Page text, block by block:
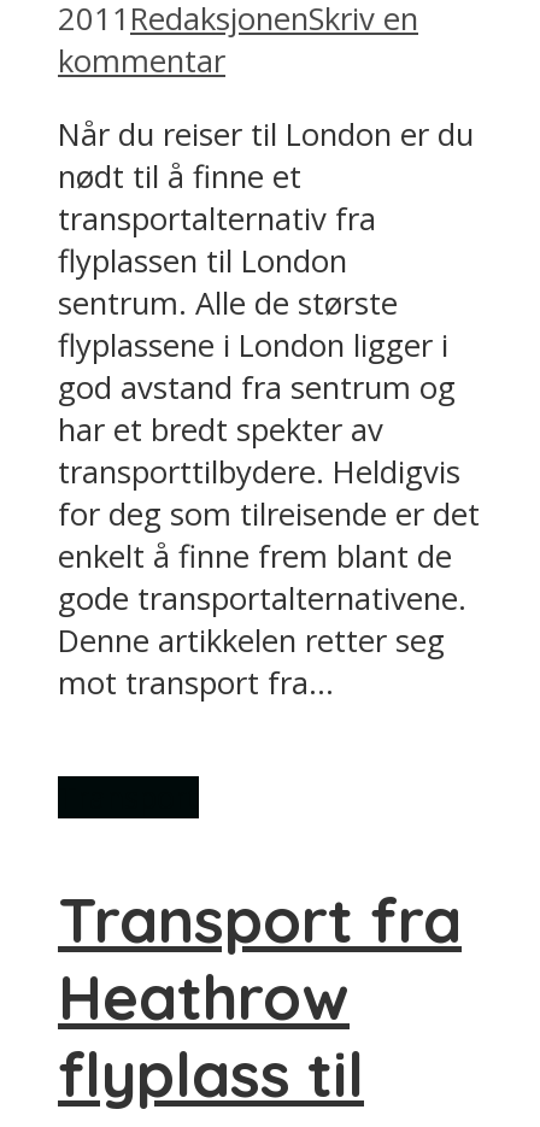
2011 RedaksjonenSkriv en
kommentar
Når du reiser til London er du
nødt til å finne et
transportalternativ fra
flyplassen til London
sentrum. Alle de største
flyplassene i London ligger i
god avstand fra sentrum og
har et bredt spekter av
transporttilbydere. Heldigvis
for deg som tilreisende er det
enkelt å finne frem blant de
gode transportalternativene.
Denne artikkelen retter seg
mot transport fra...
Transport fra
Heathrow
flyplass til